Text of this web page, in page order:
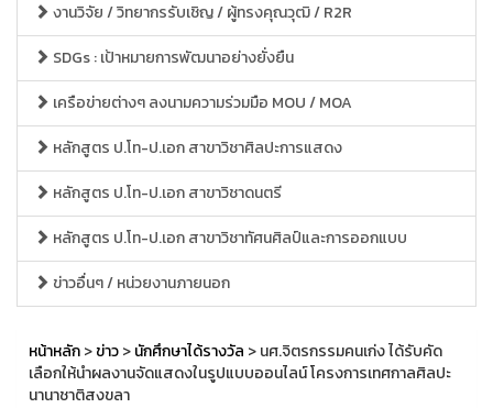
งานวิจัย / วิทยากรรับเชิญ / ผู้ทรงคุณวุฒิ / R2R
SDGs : เป้าหมายการพัฒนาอย่างยั่งยืน
เครือข่ายต่างๆ ลงนามความร่วมมือ MOU / MOA
หลักสูตร ป.โท-ป.เอก สาขาวิชาศิลปะการแสดง
หลักสูตร ป.โท-ป.เอก สาขาวิชาดนตรี
หลักสูตร ป.โท-ป.เอก สาขาวิชาทัศนศิลป์และการออกแบบ
ข่าวอื่นๆ / หน่วยงานภายนอก
หน้าหลัก>ข่าว>นักศึกษาได้รางวัล > นศ.จิตรกรรมคนเก่ง ได้รับคัด
เลือกให้นำผลงานจัดแสดงในรูปแบบออนไลน์ โครงการเทศกาลศิลปะ
นานาชาติสงขลา